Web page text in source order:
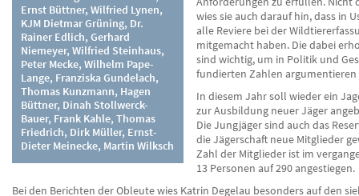
Ernst Büttner, Wilfried Lynen,
KJM Dietmar Grüning, Dr.
Rainer Edlich, Gerhard
Niemeyer, Wilfried Steinhaus,
Peter Mecke, Wilhelm Pape-
Lange, Franziska Gundelach,
Thomas Kunzmann, Hagen
Büttner, Dinah Stollwerck-
Bauer, Frank Kahle, Thomas
Friedrich, Dirk Müller, Ernst-
Dieter Meinecke, Martin Wilksch
wies sie auch darauf hin, dass in
alle Reviere bei der
mitgemacht haben. Die dabei
sind wichtig, um in Politik und
fundierten Zahlen argumentieren
In diesem Jahr soll wieder ein
zur Ausbildung neuer Jäger
Die Jungjäger sind auch das
die Jägerschaft neue Mitglieder
Zahl der Mitglieder ist im
13 Personen auf 290 angestiegen.
Bei den Berichten der Obleute wies Katrin Degelau besonders auf den